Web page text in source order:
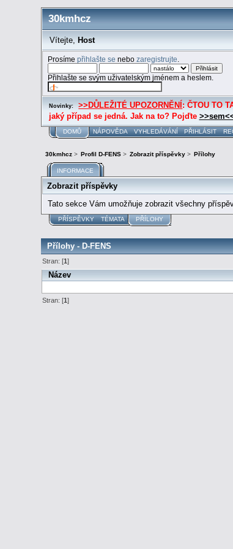
30kmhcz
Vítejte, Host
Prosímepřihlašte se nebozaregistrujte
Přihlašte se svým uživatelským jménem a heslem.
Novinky: >>DŮLEŽITÉ UPOZORNĚNÍ : ČTOU TO
jaký případ se jedná. Jak na to? Pojďte
DOMŮ NÁPOVĚDA VYHLEDÁVÁNÍ PŘIHLÁSIT
30kmhcz> Profil D-FENS> Zobrazit příspěvky> Přílohy
INFORMACE
Zobrazit příspěvky
Tato sekce Vám umožňuje zobrazit všechny
PŘÍSPĚVKY TÉMATA PŘÍLOHY
Přílohy - D-FENS
Stran: [1]
Název
Stran: [1]